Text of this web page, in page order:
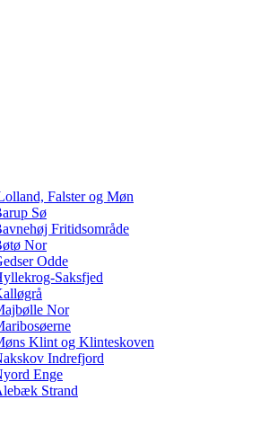
Falster og Møn
Sø
Fritidsområde
Nor
Odde
Saksfjed
Nor
Klint og Klinteskoven
Indrefjord
Enge
Strand